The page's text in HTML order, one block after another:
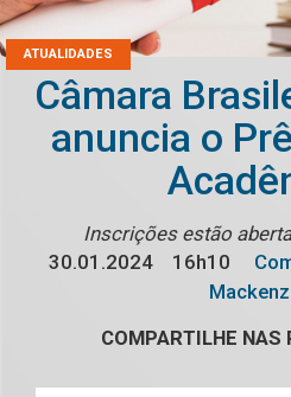
ATUALIDADES
Câmara
anuncia o
Inscrições estão
30.01.2024
16h10
COMPARTILHE NAS